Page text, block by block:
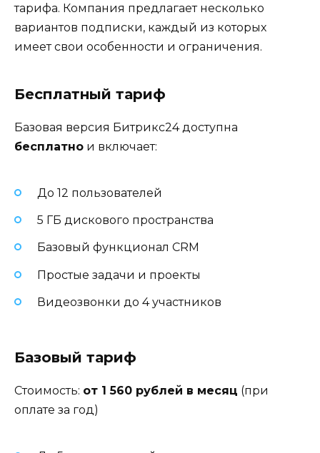
тарифа. Компания предлагает несколько
вариантов подписки, каждый из которых
имеет свои особенности и ограничения.
Бесплатный тариф
Базовая версия Битрикс24 доступна
бесплатно и включает:
До 12 пользователей
5 ГБ дискового пространства
Базовый функционал CRM
Простые задачи и проекты
Видеозвонки до 4 участников
Базовый тариф
Стоимость: от 1 560 рублей в месяц (при
оплате за год)